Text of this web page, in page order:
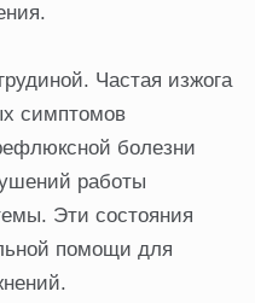
Частая изжога
симптомов
болезни
работы
Эти состояния
помощи для